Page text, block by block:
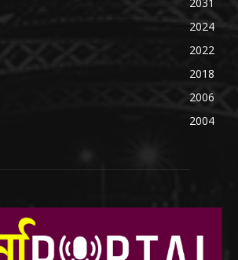
2024
2022
2018
2006
2004